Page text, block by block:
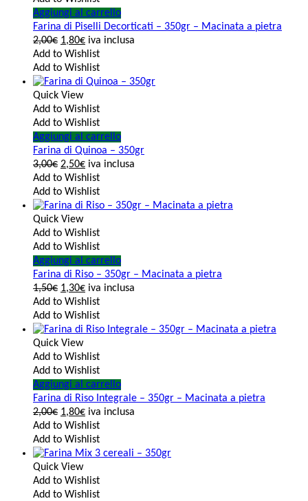
Aggiungi al carrello
Farina di Piselli Decorticati – 350gr – Macinata a pietra
2,00€ 1,80€ iva inclusa
Add to Wishlist
Add to Wishlist
Quick View
Add to Wishlist
Add to Wishlist
Aggiungi al carrello
Farina di Quinoa – 350gr
3,00€ 2,50€ iva inclusa
Add to Wishlist
Add to Wishlist
Quick View
Add to Wishlist
Add to Wishlist
Aggiungi al carrello
Farina di Riso – 350gr – Macinata a pietra
1,50€ 1,30€ iva inclusa
Add to Wishlist
Add to Wishlist
Quick View
Add to Wishlist
Add to Wishlist
Aggiungi al carrello
Farina di Riso Integrale – 350gr – Macinata a pietra
2,00€ 1,80€ iva inclusa
Add to Wishlist
Add to Wishlist
Quick View
Add to Wishlist
Add to Wishlist